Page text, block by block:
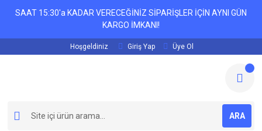
SAAT 15:30'a KADAR VERECEĞİNİZ SİPARİŞLER İÇİN AYNI GÜN
KARGO İMKANI!
Hoşgeldiniz Giriş Yap Üye Ol
ARA